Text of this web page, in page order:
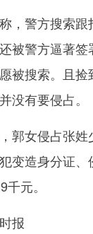
，警方搜索
被警方逼著
被搜索。且
没有要侵占。
郭女侵占张
变造身分证
元。
报